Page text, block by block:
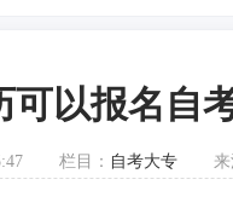
可以报名自
栏目： 自考大专